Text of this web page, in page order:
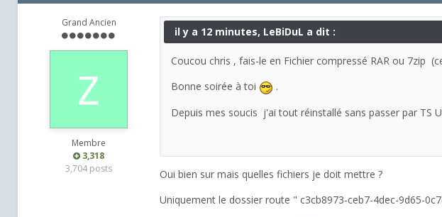
Grand Ancien
Membre
3,318
3,704 posts
il y a 12 minutes, LeBiDuL a dit :
Coucou chris , fais-le en Fichier compressé RAR ou 7zip
Bonne soirée à toi
.
Depuis mes soucis j'ai tout réinstallé sans passer par TS
Oui bien sur mais quelles fichiers je doit mettre ?
Uniquement le dossier route " c3cb8973-ceb7-4dec-9d65-